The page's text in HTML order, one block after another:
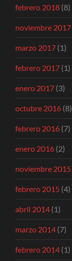
febrero 2018 (8)
noviembre 2017
marzo 2017 (1)
febrero 2017 (1)
enero 2017 (3)
octubre 2016 (8)
febrero 2016 (7)
enero 2016 (2)
noviembre 2015
febrero 2015 (4)
abril 2014 (1)
marzo 2014 (7)
febrero 2014 (1)